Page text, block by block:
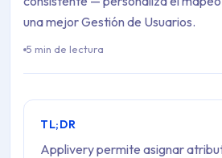
una mejor Gestión de Usuarios.
5 min de lectura
TL;DR
Applivery permite asignar